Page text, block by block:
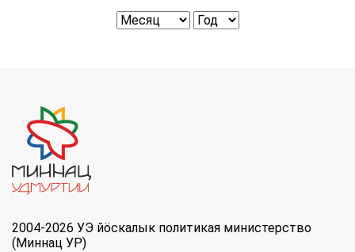
2004-2026 УЭ йöскалык политикая министерство
(Миннац УР)